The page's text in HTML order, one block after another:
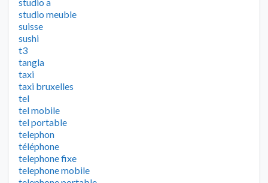
studio meuble
suisse
sushi
t3
tangla
taxi
taxi bruxelles
tel
tel mobile
tel portable
telephon
téléphone
telephone fixe
telephone mobile